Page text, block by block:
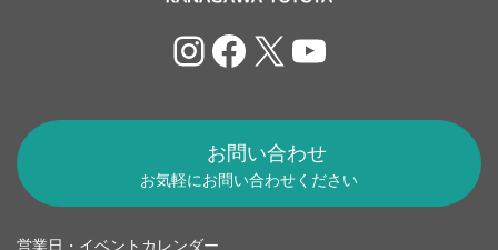
Instagram
Facebook
X YouTube
お問い合わせ
お気軽にお問い合わせください
営業日・イベントカレンダー